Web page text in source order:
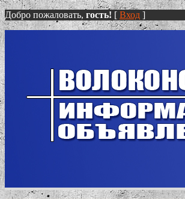
Добро пожаловать, гость! [ Вход ]